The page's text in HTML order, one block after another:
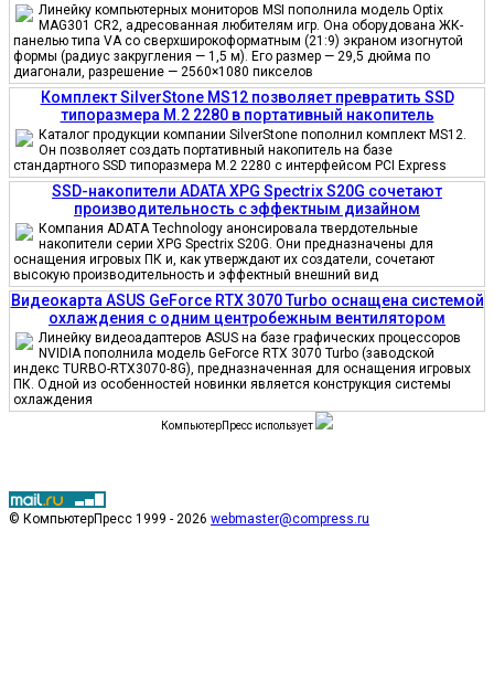
Линейку компьютерных мониторов MSI пополнила модель Optix
MAG301 CR2, адресованная любителям игр. Она оборудована ЖК-
панелью типа VA со сверхширокоформатным (21:9) экраном изогнутой
формы (радиус закругления — 1,5 м). Его размер — 29,5 дюйма по
диагонали, разрешение — 2560×1080 пикселов
Комплект SilverStone MS12 позволяет превратить SSD
типоразмера M.2 2280 в портативный накопитель
Каталог продукции компании SilverStone пополнил комплект MS12.
Он позволяет создать портативный накопитель на базе
стандартного SSD типоразмера M.2 2280 с интерфейсом PCI Express
SSD-накопители ADATA XPG Spectrix S20G сочетают
производительность с эффектным дизайном
Компания ADATA Technology анонсировала твердотельные
накопители серии XPG Spectrix S20G. Они предназначены для
оснащения игровых ПК и, как утверждают их создатели, сочетают
высокую производительность и эффектный внешний вид
Видеокарта ASUS GeForce RTX 3070 Turbo оснащена системой
охлаждения с одним центробежным вентилятором
Линейку видеоадаптеров ASUS на базе графических процессоров
NVIDIA пополнила модель GeForce RTX 3070 Turbo (заводской
индекс TURBO-RTX3070-8G), предназначенная для оснащения игровых
ПК. Одной из особенностей новинки является конструкция системы
охлаждения
КомпьютерПресс использует
© КомпьютерПресс 1999 - 2026 webmaster@compress.ru